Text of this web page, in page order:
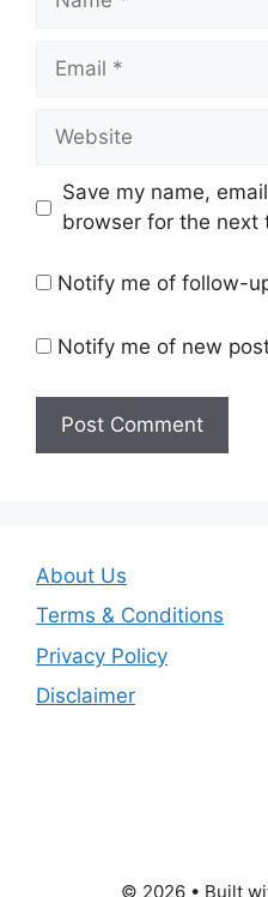
Email
Website
Save my name,
browser for the next
Notify me of follow-
Notify me of new
About Us
Terms & Conditions
Privacy Policy
Disclaimer
© 2026 • Built